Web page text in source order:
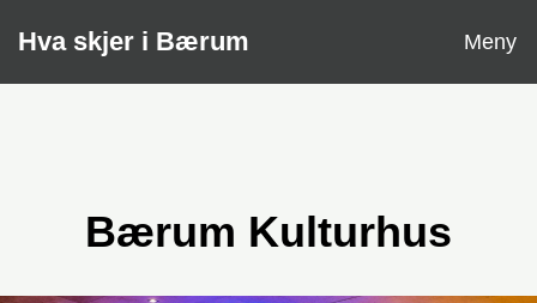
Hva skjer i Bærum Meny
Bærum Kulturhus